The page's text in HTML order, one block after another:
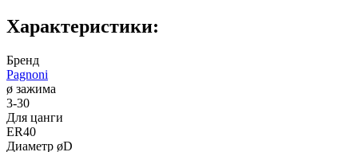
Характеристики:
Бренд
Pagnoni
ø зажима
3-30
Для цанги
ER40
Диаметр øD